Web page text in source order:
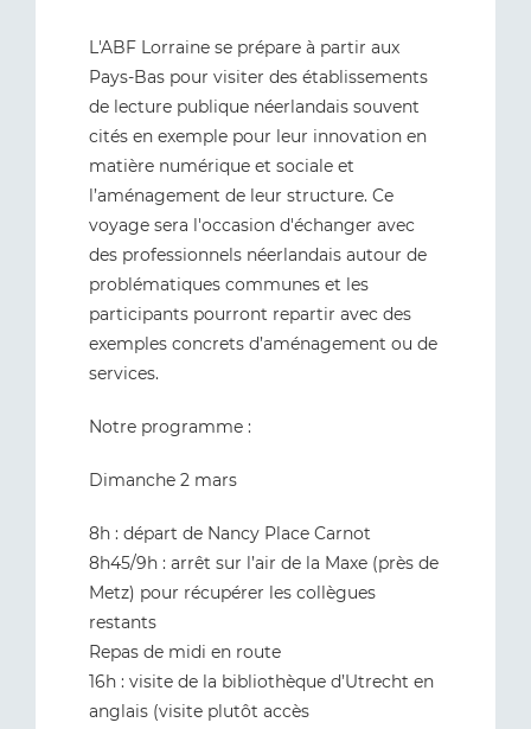
L'ABF Lorraine se prépare à partir aux
Pays-Bas pour visiter des établissements
de lecture publique néerlandais souvent
cités en exemple pour leur innovation en
matière numérique et sociale et
l’aménagement de leur structure. Ce
voyage sera l'occasion d'échanger avec
des professionnels néerlandais autour de
problématiques communes et les
participants pourront repartir avec des
exemples concrets d’aménagement ou de
services.
Notre programme :
Dimanche 2 mars
8h : départ de Nancy Place Carnot
8h45/9h : arrêt sur l’air de la Maxe (près de
Metz) pour récupérer les collègues
restants
Repas de midi en route
16h : visite de la bibliothèque d’Utrecht en
anglais (visite plutôt accès